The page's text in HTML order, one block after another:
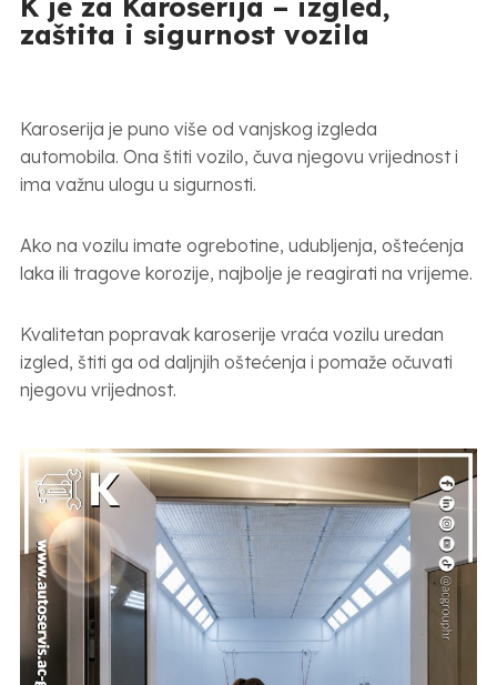
K je za Karoserija – izgled,
zaštita i sigurnost vozila
Karoserija je puno više od vanjskog izgleda
automobila. Ona štiti vozilo, čuva njegovu vrijednost i
ima važnu ulogu u sigurnosti.
Ako na vozilu imate ogrebotine, udubljenja, oštećenja
laka ili tragove korozije, najbolje je reagirati na vrijeme.
Kvalitetan popravak karoserije vraća vozilu uredan
izgled, štiti ga od daljnjih oštećenja i pomaže očuvati
njegovu vrijednost.